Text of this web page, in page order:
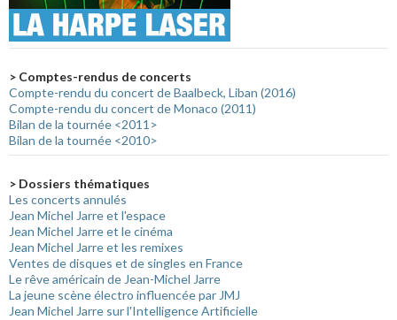
> Comptes-rendus de concerts
Compte-rendu du concert de Baalbeck, Liban (2016)
Compte-rendu du concert de Monaco (2011)
Bilan de la tournée <2011>
Bilan de la tournée <2010>
> Dossiers thématiques
Les concerts annulés
Jean Michel Jarre et l'espace
Jean Michel Jarre et le cinéma
Jean Michel Jarre et les remixes
Ventes de disques et de singles en France
Le rêve américain de Jean-Michel Jarre
La jeune scène électro influencée par JMJ
Jean Michel Jarre sur l'Intelligence Artificielle